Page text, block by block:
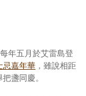
年五月於艾雷島登
忌嘉年華 ，雖說相距
盞同慶。